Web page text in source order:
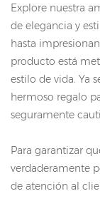
Explore nuestra
de elegancia y
hasta
producto está
estilo de vida. Ya
hermoso regalo
seguramente
Para garantizar
verdaderamente
de atención al